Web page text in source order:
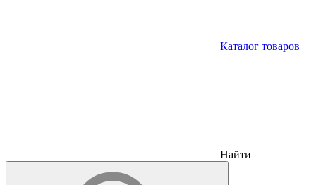
Каталог товаров
Найти